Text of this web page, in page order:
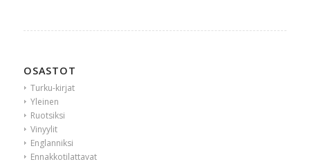
OSASTOT
Turku-kirjat
Yleinen
Ruotsiksi
Vinyylit
Englanniksi
Ennakkotilattavat